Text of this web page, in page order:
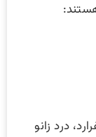
درد زانو